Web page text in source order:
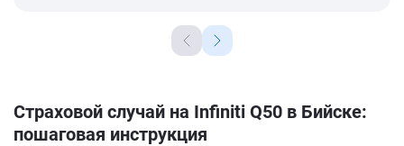
Страховой случай на Infiniti Q50 в Бийске:
пошаговая инструкция